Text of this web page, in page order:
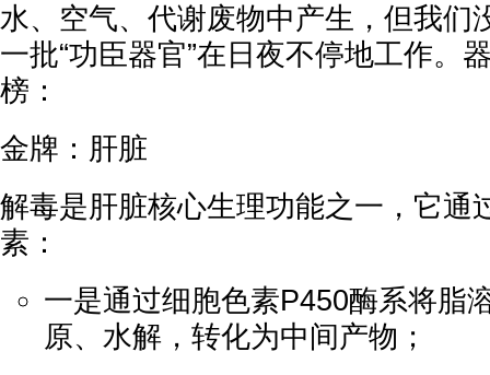
水、空气、代谢废物中产生，但我们
一批“功臣器官”在日夜不停地工作。
榜：
金牌：肝脏
解毒是肝脏核心生理功能之一，它通
素：
一是通过细胞色素P450酶系将脂
原、水解，转化为中间产物；